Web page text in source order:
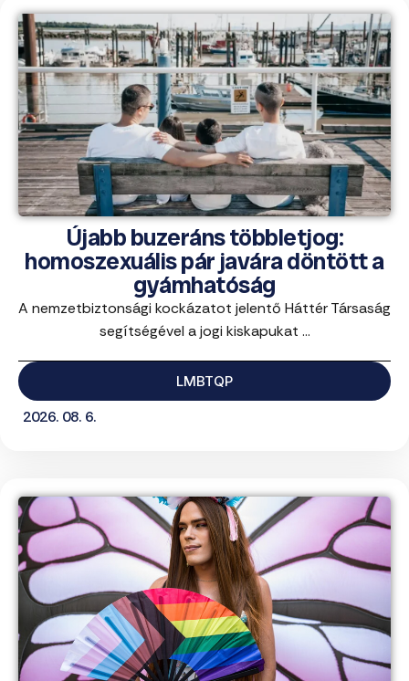
Újabb buzeráns többletjog:
homoszexuális pár javára döntött a
gyámhatóság
A nemzetbiztonsági kockázatot jelentő Háttér Társaság
segítségével a jogi kiskapukat ...
LMBTQP
2026. 08. 6.